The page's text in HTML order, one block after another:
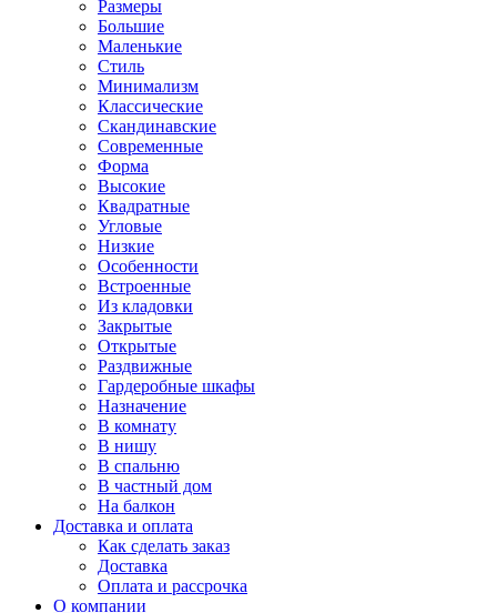
Размеры
Большие
Маленькие
Стиль
Минимализм
Классические
Скандинавские
Современные
Форма
Высокие
Квадратные
Угловые
Низкие
Особенности
Встроенные
Из кладовки
Закрытые
Открытые
Раздвижные
Гардеробные шкафы
Назначение
В комнату
В нишу
В спальню
В частный дом
На балкон
Доставка и оплата
Как сделать заказ
Доставка
Оплата и рассрочка
О компании